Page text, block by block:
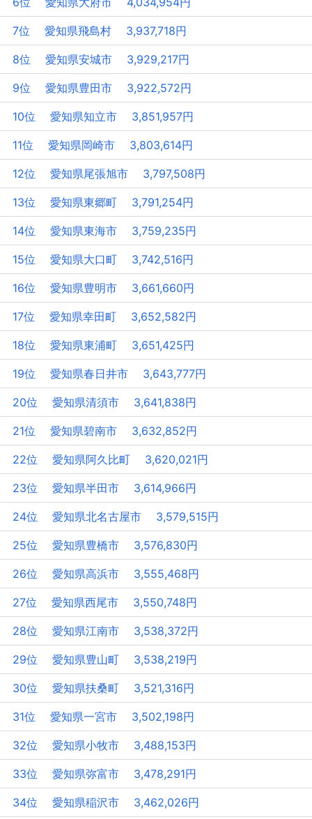
7位 愛知県飛島村 3,937,718円
8位 愛知県安城市 3,929,217円
9位 愛知県豊田市 3,922,572円
10位 愛知県知立市 3,851,957円
11位 愛知県岡崎市 3,803,614円
12位 愛知県尾張旭市 3,797,508円
13位 愛知県東郷町 3,791,254円
14位 愛知県東海市 3,759,235円
15位 愛知県大口町 3,742,516円
16位 愛知県豊明市 3,661,660円
17位 愛知県幸田町 3,652,582円
18位 愛知県東浦町 3,651,425円
19位 愛知県春日井市 3,643,777円
20位 愛知県清須市 3,641,838円
21位 愛知県碧南市 3,632,852円
22位 愛知県阿久比町 3,620,021円
23位 愛知県半田市 3,614,966円
24位 愛知県北名古屋市 3,579,515円
25位 愛知県豊橋市 3,576,830円
26位 愛知県高浜市 3,555,468円
27位 愛知県西尾市 3,550,748円
28位 愛知県江南市 3,538,372円
29位 愛知県豊山町 3,538,219円
30位 愛知県扶桑町 3,521,316円
31位 愛知県一宮市 3,502,198円
32位 愛知県小牧市 3,488,153円
33位 愛知県弥富市 3,478,291円
34位 愛知県稲沢市 3,462,026円